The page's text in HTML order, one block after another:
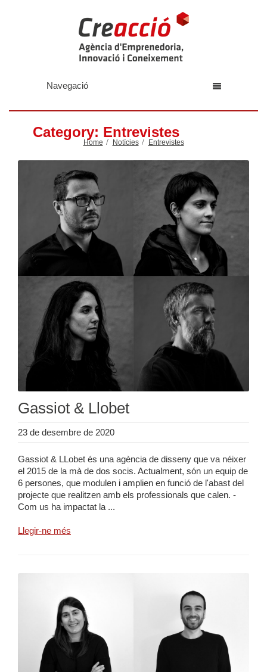
Navegació
Category: Entrevistes
Home Notícies Entrevistes
Gassiot & Llobet
23 de desembre de 2020
Gassiot & LLobet és una agència de disseny que va néixer
el 2015 de la mà de dos socis. Actualment, són un equip de
6 persones, que modulen i amplien en funció de l'abast del
projecte que realitzen amb els professionals que calen. -
Com us ha impactat la ...
Llegir-ne més